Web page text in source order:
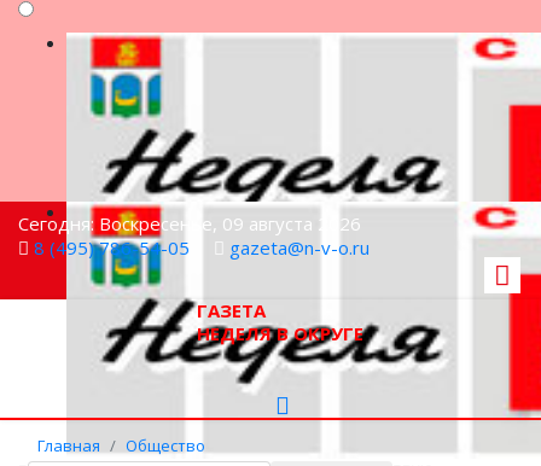
Сегодня: Воскресенье, 09 августа 2026
8 (495) 786-54-05
gazeta@n-v-o.ru
ГАЗЕТА
НЕДЕЛЯ В ОКРУГЕ
Главная
Общество